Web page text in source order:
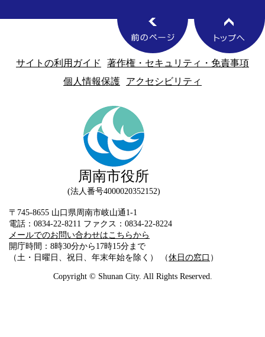
サイトの利用ガイド
著作権・セキュリティ・免責事項
個人情報保護
アクセシビリティ
周南市役所
法人番号4000020352152
〒745-8655 山口県周南市岐山通1-1
電話：0834-22-8211 ファクス：0834-22-8224
メールでのお問い合わせはこちらから
開庁時間：8時30分から17時15分まで
（土・日曜日、祝日、年末年始を除く） （休日の窓口 ）
Copyright © Shunan City. All Rights Reserved.